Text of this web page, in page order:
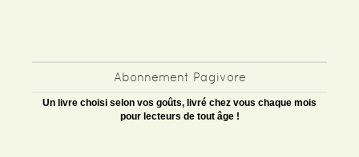
Abonnement Pagivore
Un livre choisi selon vos goûts, livré chez vous chaque mois
pour lecteurs de tout âge !